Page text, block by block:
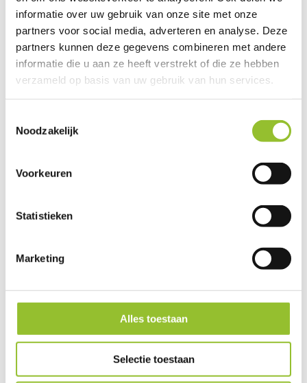
informatie over uw gebruik van onze site met onze
partners voor social media, adverteren en analyse. Deze
partners kunnen deze gegevens combineren met andere
informatie die u aan ze heeft verstrekt of die ze hebben
verzameld op basis van uw gebruik van hun services.
kunnen ontvangen en verwerken.
Noodzakelijk
Voorkeuren
Statistieken
Marketing
Alles toestaan
Selectie toestaan
Plan jouw gratis proefles
IS DUO PERSONAL
TRAING
BESCHIKBAAR BIJ